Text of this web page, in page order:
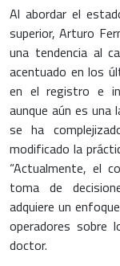
Al abordar el
superior, Arturo
una tendencia al
acentuado en los
en el registro e
aunque aún es
se ha
modificado la
“Actualmente, el
toma de
adquiere un
operadores sobre
doctor.